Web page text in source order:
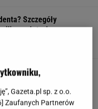
Szczegóły
złotych
trafiło do
kg
Gazeta.pl sp. z o.o.
] Zaufanych Partnerów